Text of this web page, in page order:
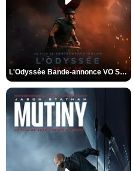
L'Odyssée Bande-annonce VO STFR